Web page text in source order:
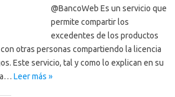
@BancoWeb Es un servicio que
permite compartir los
excedentes de los productos
otras personas compartiendo la licencia
Este servicio, tal y como lo explican en su
Leer más »